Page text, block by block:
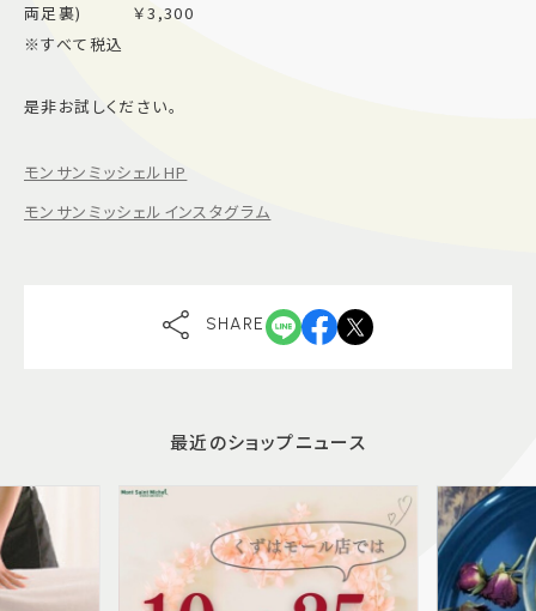
両足裏) ￥3,300
※すべて税込
是非お試しください。
モンサンミッシェルHP
モンサンミッシェルインスタグラム
SHARE
最近のショップニュース